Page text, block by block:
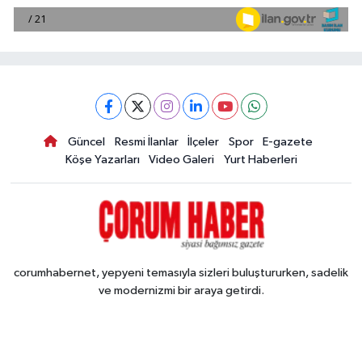
Güncel Resmi İlanlar İlçeler Spor
E-gazete
Köşe Yazarları
Video Galeri Yurt Haberleri
corumhabernet, yepyeni temasıyla sizleri buluştururken, sadelik
ve modernizmi bir araya getirdi.